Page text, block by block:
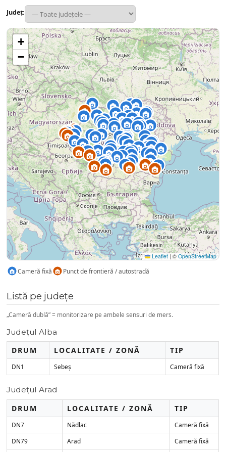
Județ:
+
−
Leaflet | © OpenStreetMap
Cameră fixă Punct de frontieră / autostradă
Listă pe județe
„Cameră dublă” = monitorizare pe ambele sensuri de mers.
Județul Alba
DRUM
LOCALITATE / ZONĂ TIP
DN1 Sebeș Cameră fixă
Județul Arad
DRUM
LOCALITATE / ZONĂ TIP
DN7 Nădlac
Cameră fixă
DN79
Arad
Cameră fixă